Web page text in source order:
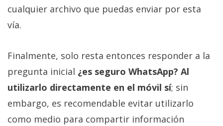
cualquier archivo que puedas enviar por esta
vía.
Finalmente, solo resta entonces responder a la
pregunta inicial ¿es seguro WhatsApp? Al
utilizarlo directamente en el móvil sí; sin
embargo, es recomendable evitar utilizarlo
como medio para compartir información